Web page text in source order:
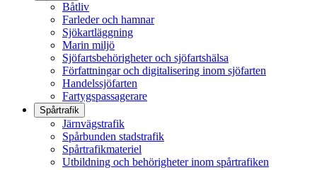
Båtliv
Farleder och hamnar
Sjökartläggning
Marin miljö
Sjöfartsbehörigheter och sjöfartshälsa
Författningar och digitalisering inom sjöfarten
Handelssjöfarten
Fartygspassagerare
Spårtrafik
Järnvägstrafik
Spårbunden stadstrafik
Spårtrafikmateriel
Utbildning och behörigheter inom spårtrafiken